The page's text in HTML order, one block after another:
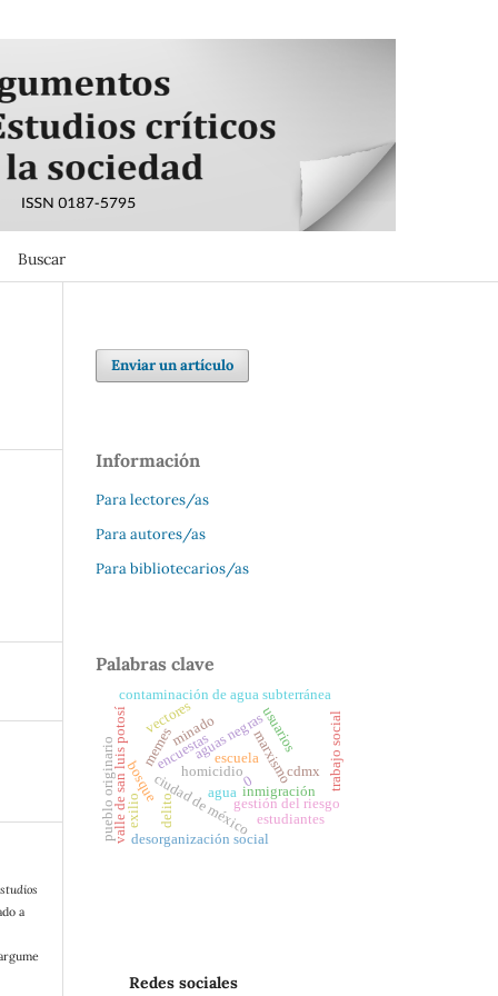
Buscar
a
Enviar un artículo
Información
Para lectores/as
Para autores/as
Para bibliotecarios/as
Palabras clave
marxismo
homicidio
gestión del riesgo
aguas negrasusuarios
encuestas
memes
ciudad de méxico
desorganización social
cdmx
delito
valle de san luis potosí minado
contaminación de agua subterránea
bosque agua
pueblo originario trabajo social
vectores
escuela
estudiantes
exilio
inmigración
0
Redes sociales